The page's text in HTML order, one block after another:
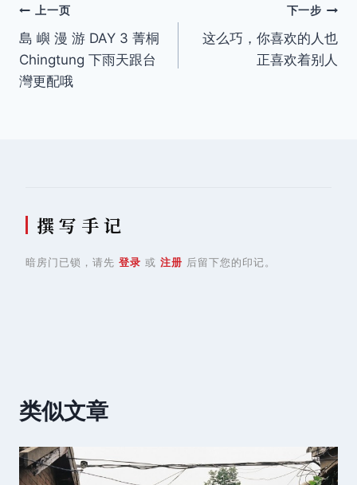
文
章
导
上一页
島 嶼 漫 游 DAY 3 菁桐
Chingtung 下雨天跟台
灣更配哦
下一步
这么巧，你喜欢的人也
正喜欢着别人
撰 写 手 记
暗房门已锁，请先 登录 或 注册 后留下您的印记。
类似文章